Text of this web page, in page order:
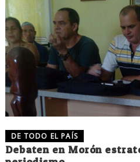
DE TODO EL PAÍS
Debaten en Morón